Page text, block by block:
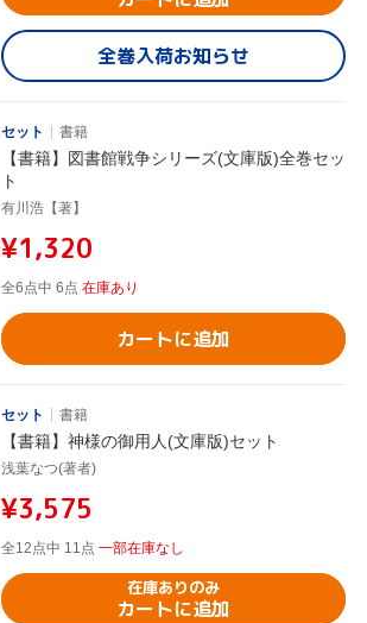
全巻入荷お知らせ
セット 書籍
【書籍】図書館戦争シリーズ(文庫版)全巻セッ
ト
有川浩【著】
¥1,320
全6点中 6点 在庫あり
カートに追加
セット 書籍
【書籍】神様の御用人(文庫版)セット
浅葉なつ(著者)
¥3,575
全12点中 11点 一部在庫なし
在庫ありのみ
カートに追加